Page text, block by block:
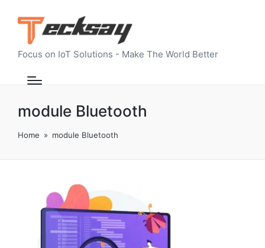
Focus on IoT Solutions - Make The World Better
module Bluetooth
Home » module Bluetooth